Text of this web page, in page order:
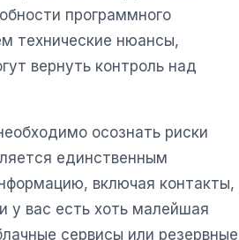
программного
технические нюансы,
вернуть контроль над
осознать риски
единственным
включая контакты,
у вас есть хоть малейшая
сервисы или резервные